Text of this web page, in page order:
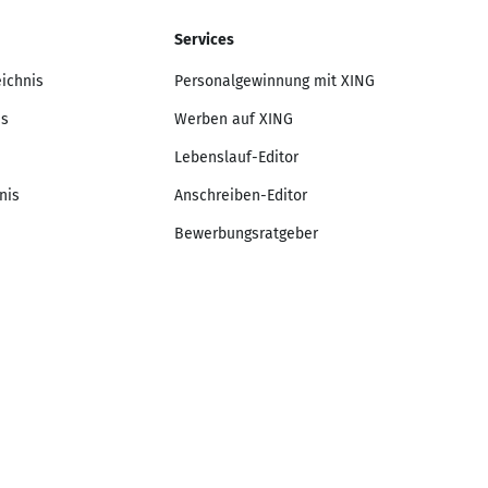
Services
Personalgewinnung mit XING
Werben auf XING
Lebenslauf-Editor
Anschreiben-Editor
Bewerbungsratgeber